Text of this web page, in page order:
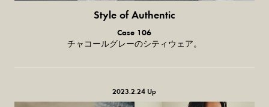
Style of Authentic
普通の服、
普通のスタイル。
Case 106
チャコールグレーのシティウェア。
2023.2.24 Up